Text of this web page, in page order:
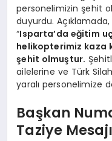
personelimizin şehit
duyurdu.
“Isparta’da eğitim
helikopterimiz kaza
şehit olmuştur.
ailelerine ve Türk
yaralı personelimize
Başkan
Taziye Mesajı